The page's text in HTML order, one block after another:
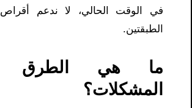
الطبقتين.
ما هي الطرق
المشكلات؟